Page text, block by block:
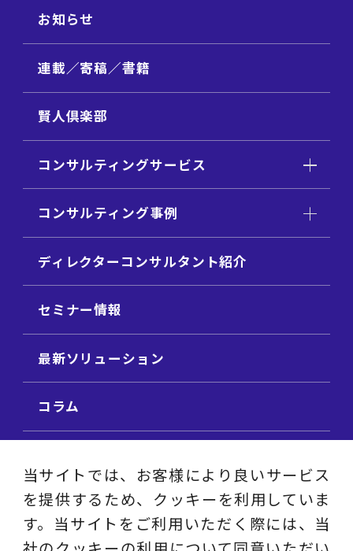
お知らせ
連載／寄稿／書籍
賢人倶楽部
コンサルティングサービス
コンサルティング事例
ディレクターコンサルタント紹介
セミナー情報
最新ソリューション
コラム
ビジネステーマ解説集
当サイトでは、お客様により良いサービス
を提供するため、クッキーを利用していま
す。当サイトをご利用いただく際には、当